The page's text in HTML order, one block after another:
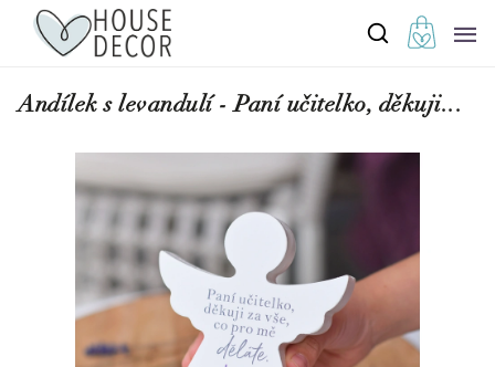
Andílek s levandulí - Paní učitelko, děkuji...